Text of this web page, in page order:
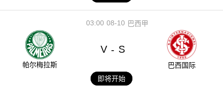
08-10
03:00 巴西甲
帕尔梅拉斯
V - S
巴西国际
即将开始